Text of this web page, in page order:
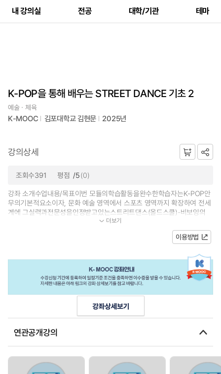
내 강의실 전공 대학/기관 테마
K-POP을 통해 배우는 STREET DANCE 기초 2
예술ㆍ체육
K-MOOC 김포대학교 김현문 2025년
강의상세
조회수391 평점 /5(0)
강좌 소개수업내용/목표이번 모듈의학습활동을완수한학습자는K-POP안
무의기본적요소이자, 문화 예술 영역에서 스포츠 영역까지 확장하여 전세
계에 그실력과전문성을인정받고있는스트리트댄스(올드스쿨)-비보잉의
기본기 및 응용 동작 기술을 연마할...더보기
이용방법
연관공개강의